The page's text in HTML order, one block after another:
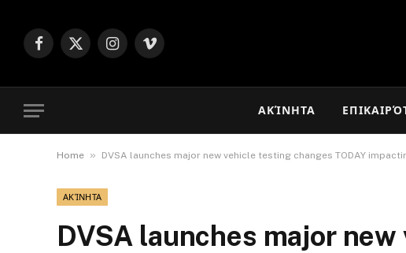
Facebook
X
Instagram
Vimeo
ΑΚΊΝΗΤΑ
Home » DVSA launches major new vehicle testing changes TODAY
ΑΚΊΝΗΤΑ
DVSA launches major